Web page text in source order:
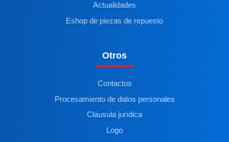
Actualidades
Eshop de piezas de repuesto
Otros
Contactos
Procesamiento de datos personales
Cláusula jurídica
Logo